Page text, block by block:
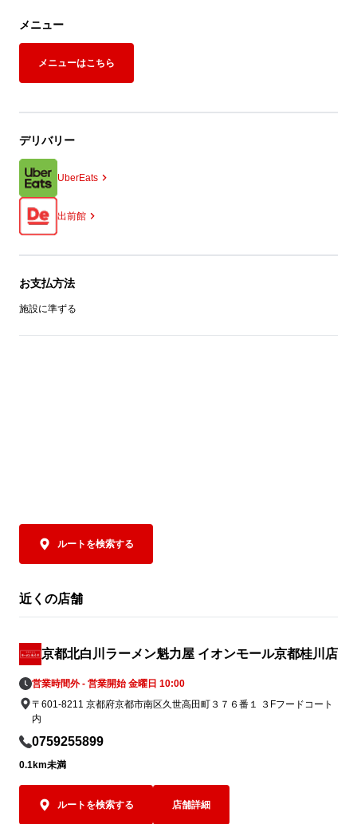
メニュー
メニューはこちら
デリバリー
UberEats
出前館
お支払方法
施設に準ずる
ルートを検索する
近くの店舗
京都北白川ラーメン魁力屋 イオンモール京都桂川店
営業時間外 - 営業開始 金曜日 10:00
〒601-8211 京都府京都市南区久世高田町３７６番１ ３Fフードコート
内
0759255899
0.1km未満
ルートを検索する 店舗詳細